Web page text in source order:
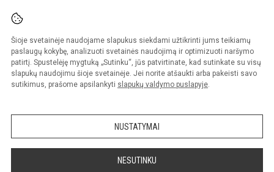
Šioje svetainėje naudojame slapukus siekdami užtikrinti jums teikiamų
paslaugų kokybę, analizuoti svetainės naudojimą ir optimizuoti naršymo
patirtį. Spustelėję mygtuką „Sutinku“, jūs patvirtinate, kad sutinkate su visų
slapukų naudojimu šioje svetainėje. Jei norite atšaukti arba pakeisti savo
sutikimus, prašome apsilankyti slapukų valdymo puslapyje.
NUSTATYMAI
NESUTINKU
Tel.+370 41 524 613
El. p.
Duomenys kaupiami ir saugomi
Juridinių asmenų registre
Įmonės kodas 191818517
Kopijuoti turinį be raštiško įstaigos administracijos sutikimo griežtai draudžiama.
Prieinamumo paraiška Slapukų valdymas